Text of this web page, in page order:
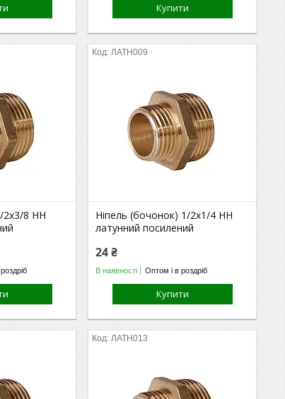
Купити
2х3/8 НН
ЛАТН009
Ніпель (бочонок) 1/2х1/4 НН
латунний посилений
24 ₴
В наявності Оптом і в роздріб
Купити
ЛАТН013